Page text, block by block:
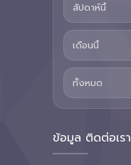
สัปดาห์นี้
เดือนนี้
ทั้งหมด
ข้อมูล ติดต่อเรา